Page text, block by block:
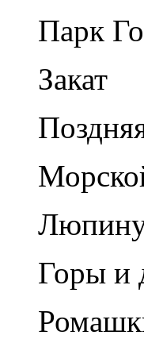
Парк
Закат
Горы и